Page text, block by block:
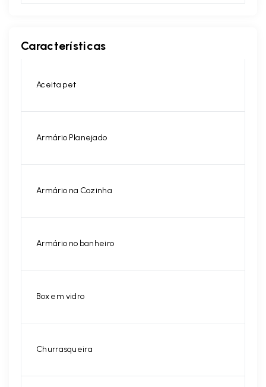
Características
Aceita pet
Armário Planejado
Armário na Cozinha
Armário no banheiro
Box em vidro
Churrasqueira